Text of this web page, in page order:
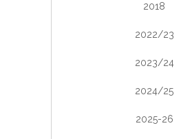
2018
2022/23
2023/24
2024/25
2025-26